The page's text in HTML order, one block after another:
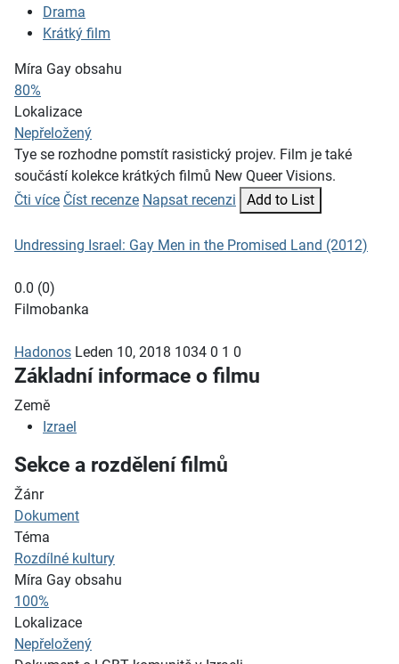
Drama
Krátký film
Míra Gay obsahu
80%
Lokalizace
Nepřeložený
Tye se rozhodne pomstít rasistický projev. Film je také
součástí kolekce krátkých filmů New Queer Visions.
Čti více Číst recenze Napsat recenzi Add to List
Undressing Israel: Gay Men in the Promised Land (2012)
0.0 (0)
Filmobanka
Hadonos Leden 10, 2018 1034 0 1 0
Základní informace o filmu
Země
Izrael
Sekce a rozdělení filmů
Žánr
Dokument
Téma
Rozdílné kultury
Míra Gay obsahu
100%
Lokalizace
Nepřeložený